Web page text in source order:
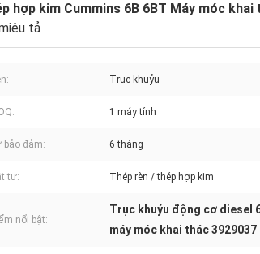
hợp kim Cummins 6B 6BT Máy móc
tả
Trục khuỷu
1 máy tính
bảo đảm: 6 tháng
tư: Thép rèn / thép hợp kim
nổi bật:
Trục khuỷu động cơ diesel
máy móc khai thác 3929037